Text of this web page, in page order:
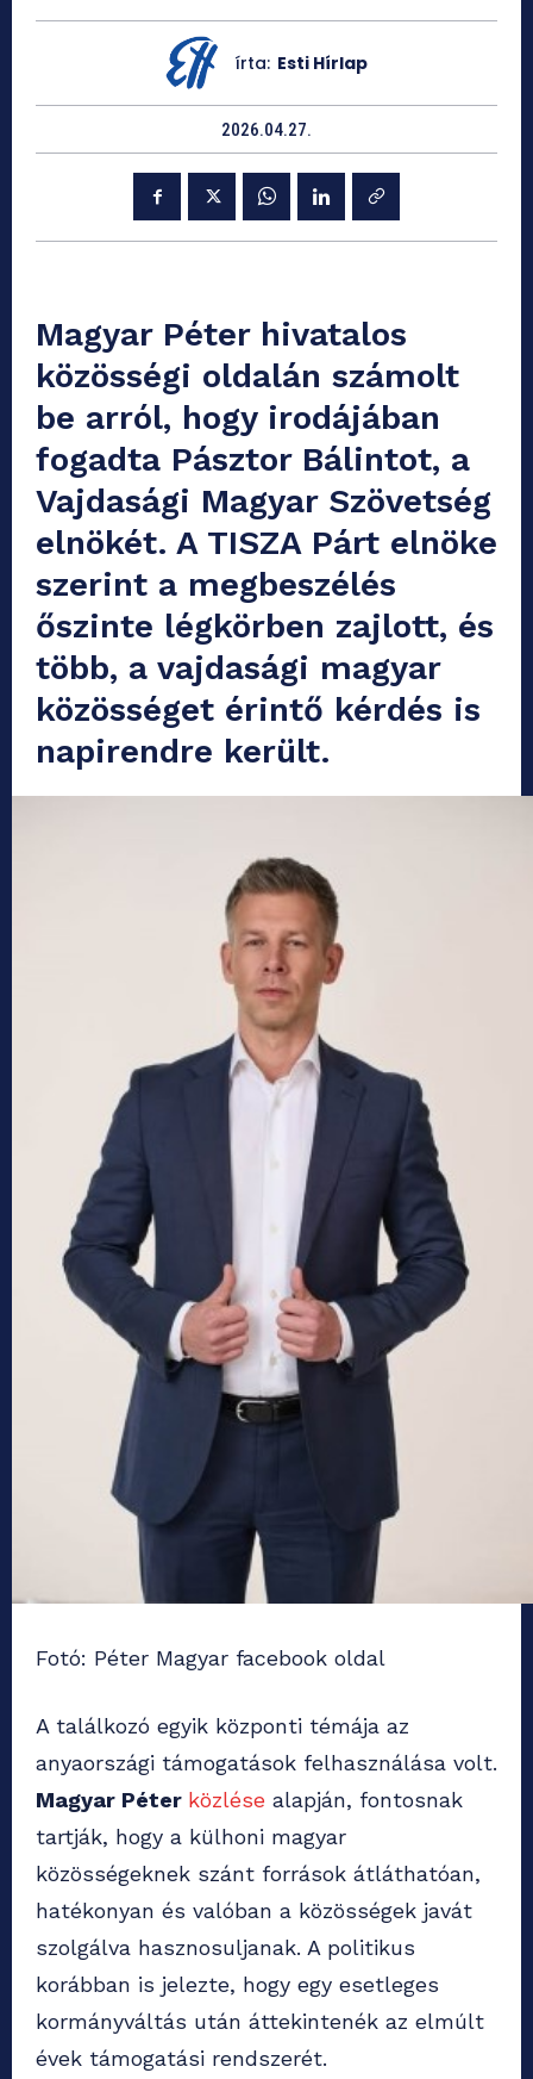
írta: Esti Hírlap
2026.04.27.
Magyar Péter hivatalos
közösségi oldalán számolt
be arról, hogy irodájában
fogadta Pásztor Bálintot, a
Vajdasági Magyar Szövetség
elnökét. A TISZA Párt elnöke
szerint a megbeszélés
őszinte légkörben zajlott, és
több, a vajdasági magyar
közösséget érintő kérdés is
napirendre került.
Fotó: Péter Magyar facebook oldal
A találkozó egyik központi témája az
anyaországi támogatások felhasználása volt.
Magyar Péter közlése alapján, fontosnak
tartják, hogy a külhoni magyar
közösségeknek szánt források átláthatóan,
hatékonyan és valóban a közösségek javát
szolgálva hasznosuljanak. A politikus
korábban is jelezte, hogy egy esetleges
kormányváltás után áttekintenék az elmúlt
évek támogatási rendszerét.